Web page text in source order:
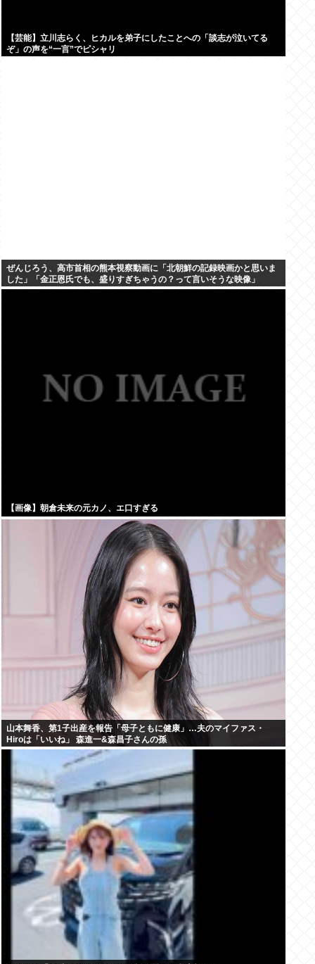
【芸能】立川志らく、ヒカルを弟子にしたことへの「談志が泣いてる
ぞ」の声を“一言”でピシャリ
ぜんじろう、高市首相の熊本視察動画に「北朝鮮の記録映画かと思いま
した」「金正恩氏でも、盛りすぎちゃうの？って言いそうな映像」
【画像】朝倉未来の元カノ、エ口すぎる
山本舞香、第1子出産を報告「母子ともに健康」…夫のマイファス・
Hiroは「いいね」 森進一&森昌子さんの孫